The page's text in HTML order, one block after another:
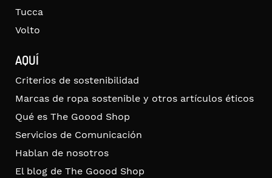
Tucca
Volto
AQUÍ
Criterios de sostenibilidad
Marcas de ropa sostenible y otros artículos éticos
Qué es The Goood Shop
Servicios de Comunicación
Hablan de nosotros
El blog de The Goood Shop